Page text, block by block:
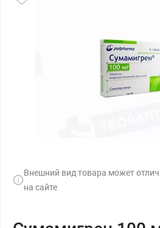
Внешний вид товара может
на сайте